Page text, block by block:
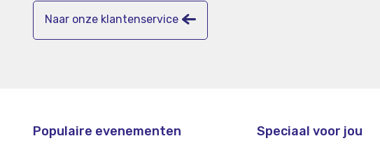
Naar onze klantenservice
Populaire evenementen Speciaal voor jou